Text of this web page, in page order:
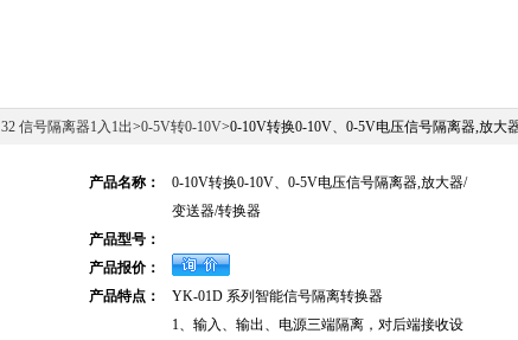
32 信号隔离器1入1出>0-5V转0-10V>0-10V转换0-10V、0-5V电压信号隔离器,放大
产品名称：
0-10V转换0-10V、0-5V电压信号隔离器,放大器/
变送器/转换器
产品型号：
产品报价：
产品特点：
YK-01D 系列智能信号隔离转换器
1、输入、输出、电源三端隔离，对后端接收设